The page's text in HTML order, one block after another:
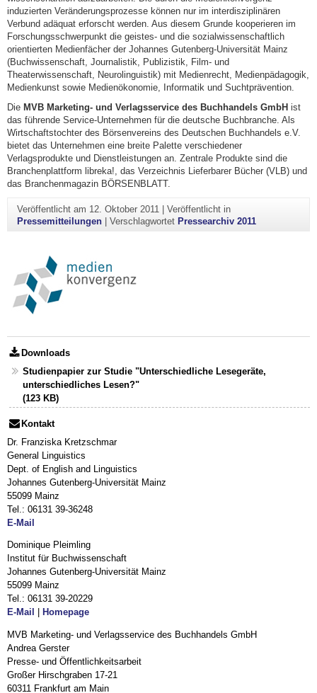
induzierten Veränderungsprozesse können nur im interdisziplinären
Verbund adäquat erforscht werden. Aus diesem Grunde kooperieren im
Forschungsschwerpunkt die geistes- und die sozialwissenschaftlich
orientierten Medienfächer der Johannes Gutenberg-Universität Mainz
(Buchwissenschaft, Journalistik, Publizistik, Film- und
Theaterwissenschaft, Neurolinguistik) mit Medienrecht, Medienpädagogik,
Medienkunst sowie Medienökonomie, Informatik und Suchtprävention.
Die MVB Marketing- und Verlagsservice des Buchhandels GmbH ist
das führende Service-Unternehmen für die deutsche Buchbranche. Als
Wirtschaftstochter des Börsenvereins des Deutschen Buchhandels e.V.
bietet das Unternehmen eine breite Palette verschiedener
Verlagsprodukte und Dienstleistungen an. Zentrale Produkte sind die
Branchenplattform libreka!, das Verzeichnis Lieferbarer Bücher (VLB) und
das Branchenmagazin BÖRSENBLATT.
Veröffentlicht am 12. Oktober 2011 | Veröffentlicht in
Pressemitteilungen| Verschlagwortet Pressearchiv 2011
Downloads
Studienpapier zur Studie "Unterschiedliche Lesegeräte,
unterschiedliches Lesen?"
(123 KB)
Kontakt
Dr. Franziska Kretzschmar
General Linguistics
Dept. of English and Linguistics
Johannes Gutenberg-Universität Mainz
55099 Mainz
Tel.: 06131 39-36248
E-Mail
Dominique Pleimling
Institut für Buchwissenschaft
Johannes Gutenberg-Universität Mainz
55099 Mainz
Tel.: 06131 39-20229
E-Mail
Homepage
MVB Marketing- und Verlagsservice des Buchhandels GmbH
Andrea Gerster
Presse- und Öffentlichkeitsarbeit
Großer Hirschgraben 17-21
60311 Frankfurt am Main